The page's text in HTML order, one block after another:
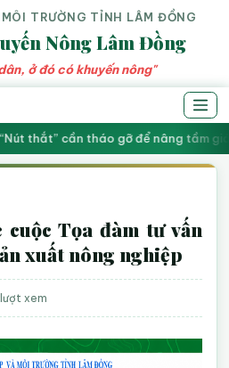
TRƯỜNG TỈNH LÂM ĐỒNG
Nông Lâm Đồng
ở đó có khuyến nông"
thắt” cần tháo gỡ để nâng tầm
Tọa đàm tư vấn
xuất nông nghiệp
lượt xem